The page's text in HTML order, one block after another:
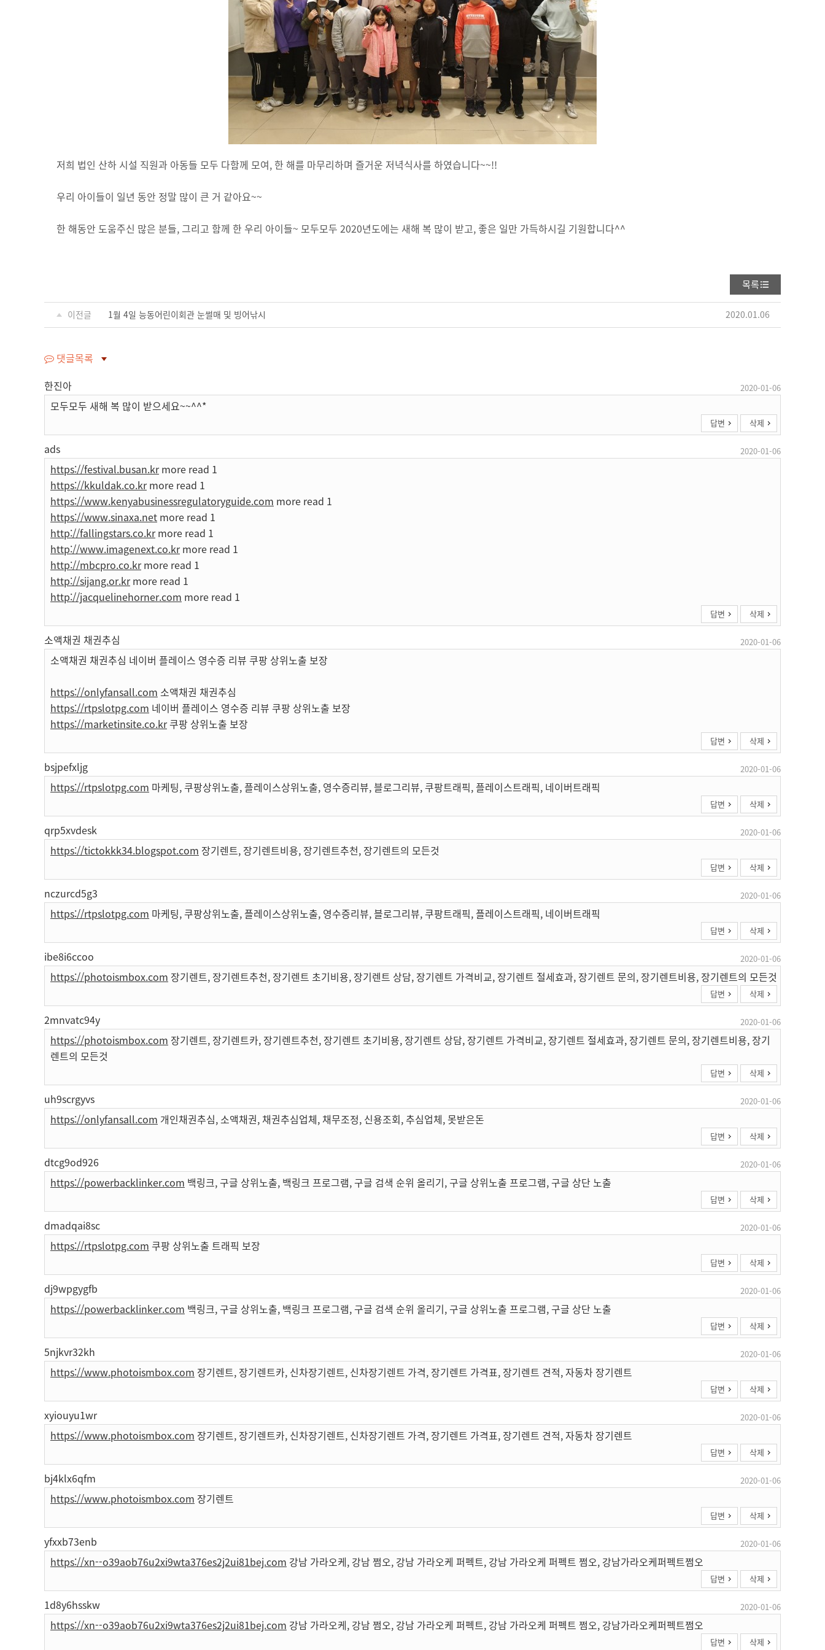
저희 법인 산하 시설 직원과 아동들 모두 다함께 모여, 한 해를 마무리하며 즐거운 저녁식사를 하였습니다~~!!
우리 아이들이 일년 동안 정말 많이 큰 거 같아요~~
한 해동안 도움주신 많은 분들, 그리고 함께 한 우리 아이들~ 모두모두 2020년도에는 새해 복 많이 받고, 좋은 일만 가득하시길 기원합니다^^
목록
이전글 1월 4일 능동어린이회관 눈썰매 및 빙어낚시 2020.01.06
댓글목록
한진아
2020-01-06
모두모두 새해 복 많이 받으세요~~^^*
답변 삭제
ads 2020-01-06
https://festival.busan.krmore read 1
https://kkuldak.co.krmore read 1
https://www.kenyabusinessregulatoryguide.com more read 1
https://www.sinaxa.net more read 1
http://fallingstars.co.krmore read 1
http://www.imagenext.co.krmore read 1
http://mbcpro.co.krmore read 1
http://sijang.or.krmore read 1
http://jacquelinehorner.com more read 1
답변 삭제
소액채권 채권추심 2020-01-06
소액채권 채권추심 네이버 플레이스 영수증 리뷰 쿠팡 상위노출 보장
https://onlyfansall.com 소액채권 채권추심
https://rtpslotpg.com 네이버 플레이스 영수증 리뷰 쿠팡 상위노출 보장
https://marketinsite.co.kr쿠팡 상위노출 보장
답변 삭제
bsjpefxljg 2020-01-06
https://rtpslotpg.com 마케팅, 쿠팡상위노출, 플레이스상위노출, 영수증리뷰, 블로그리뷰, 쿠팡트래픽, 플레이스트래픽, 네이버트래픽
답변 삭제
qrp5xvdesk 2020-01-06
https://tictokkk34.blogspot.com 장기렌트, 장기렌트비용, 장기렌트추천, 장기렌트의 모든것
답변 삭제
nczurcd5g3 2020-01-06
https://rtpslotpg.com 마케팅, 쿠팡상위노출, 플레이스상위노출, 영수증리뷰, 블로그리뷰, 쿠팡트래픽, 플레이스트래픽, 네이버트래픽
답변 삭제
ibe8i6ccoo 2020-01-06
https://photoismbox.com 장기렌트, 장기렌트추천, 장기렌트 초기비용, 장기렌트 상담, 장기렌트 가격비교, 장기렌트 절세효과, 장기렌트 문의, 장기렌트비용, 장기렌트의 모든것
답변 삭제
2mnvatc94y 2020-01-06
https://photoismbox.com 장기렌트, 장기렌트카, 장기렌트추천, 장기렌트 초기비용, 장기렌트 상담, 장기렌트 가격비교, 장기렌트 절세효과, 장기렌트 문의, 장기렌트비용, 장기
렌트의 모든것
답변 삭제
uh9scrgyvs 2020-01-06
https://onlyfansall.com 개인채권추심, 소액채권, 채권추심업체, 채무조정, 신용조회, 추심업체, 못받은돈
답변 삭제
dtcg9od926 2020-01-06
https://powerbacklinker.com 백링크, 구글 상위노출, 백링크 프로그램, 구글 검색 순위 올리기, 구글 상위노출 프로그램, 구글 상단 노출
답변 삭제
dmadqai8sc 2020-01-06
https://rtpslotpg.com 쿠팡 상위노출 트래픽 보장
답변 삭제
dj9wpgygfb 2020-01-06
https://powerbacklinker.com 백링크, 구글 상위노출, 백링크 프로그램, 구글 검색 순위 올리기, 구글 상위노출 프로그램, 구글 상단 노출
답변 삭제
5njkvr32kh 2020-01-06
https://www.photoismbox.com 장기렌트, 장기렌트카, 신차장기렌트, 신차장기렌트 가격, 장기렌트 가격표, 장기렌트 견적, 자동차 장기렌트
답변 삭제
xyiouyu1wr 2020-01-06
https://www.photoismbox.com 장기렌트, 장기렌트카, 신차장기렌트, 신차장기렌트 가격, 장기렌트 가격표, 장기렌트 견적, 자동차 장기렌트
답변 삭제
bj4klx6qfm 2020-01-06
https://www.photoismbox.com 장기렌트
답변 삭제
yfxxb73enb 2020-01-06
https://xn--o39aob76u2xi9wta376es2j2ui81bej.com 강남 가라오케, 강남 쩜오, 강남 가라오케 퍼펙트, 강남 가라오케 퍼펙트 쩜오, 강남가라오케퍼펙트쩜오
답변 삭제
1d8y6hsskw 2020-01-06
https://xn--o39aob76u2xi9wta376es2j2ui81bej.com 강남 가라오케, 강남 쩜오, 강남 가라오케 퍼펙트, 강남 가라오케 퍼펙트 쩜오, 강남가라오케퍼펙트쩜오
답변 삭제